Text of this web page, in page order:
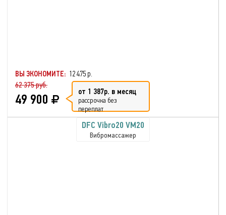
ВЫ ЭКОНОМИТЕ: 12 475 р.
62 375 руб.
49 900 от 1 387р. в месяц
рассрочка без
переплат
DFC Vibro20 VM20
Вибромассажер